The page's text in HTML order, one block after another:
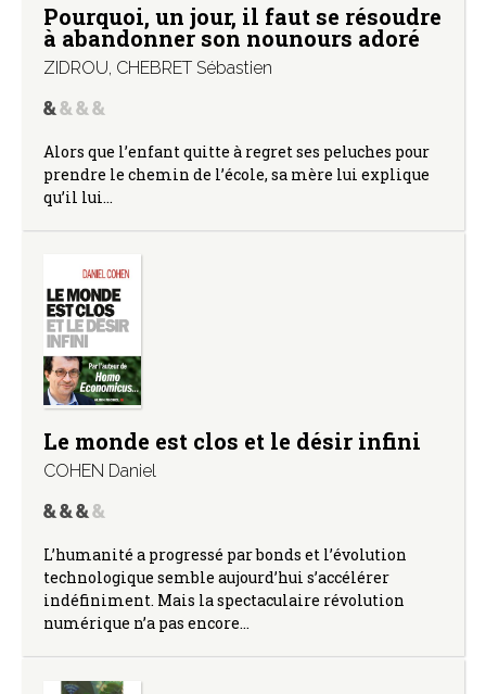
Pourquoi, un jour, il faut se résoudre
à abandonner son nounours adoré
ZIDROU, CHEBRET Sébastien
Alors que l’enfant quitte à regret ses peluches pour
prendre le chemin de l’école, sa mère lui explique
qu’il lui…
Le monde est clos et le désir infini
COHEN Daniel
L’humanité a progressé par bonds et l’évolution
technologique semble aujourd’hui s’accélérer
indéfiniment. Mais la spectaculaire révolution
numérique n’a pas encore…